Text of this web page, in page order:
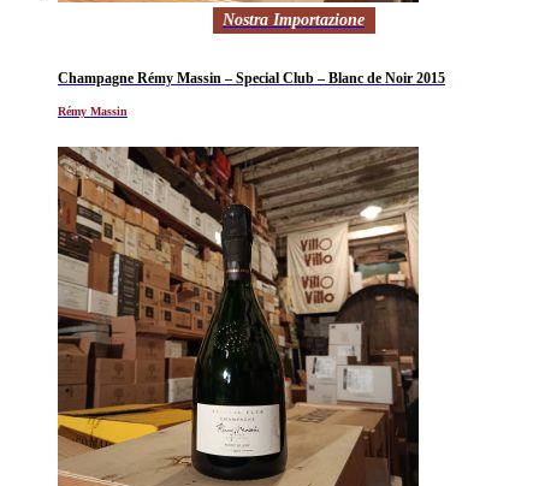
Nostra Importazione
Champagne Rémy Massin – Special Club – Blanc de Noir 2015
Rémy Massin